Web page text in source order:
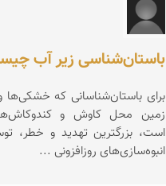
باستان‌شناسی زیر آب
برای باستان‌‌شناسانی که خشکی‌ها
زمین محل کاوش ‌و
است، بزرگترین تهدید و خطر،
انبوه‌سازی‌های روزافزونی ...